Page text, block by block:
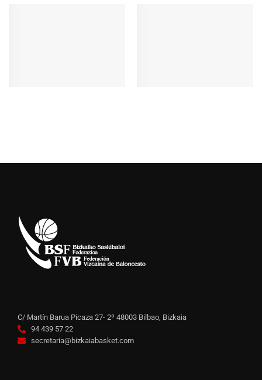
C/ Martín Barua Picaza 27- 2º 48003 Bilbao, Bizkaia
94 439 57 22
secretaria@bizkaiabasket.com